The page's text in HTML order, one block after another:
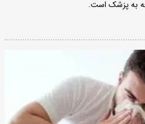
به پزشک است.